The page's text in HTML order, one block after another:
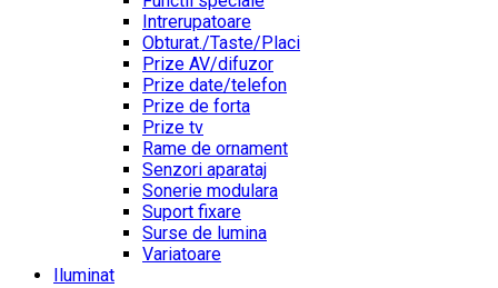
Intrerupatoare
Obturat./Taste/Placi
Prize AV/difuzor
Prize date/telefon
Prize de forta
Prize tv
Rame de ornament
Senzori aparataj
Sonerie modulara
Suport fixare
Surse de lumina
Variatoare
Iluminat